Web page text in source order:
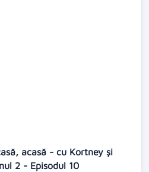
acasă - cu Kortney și
2 - Episodul 10